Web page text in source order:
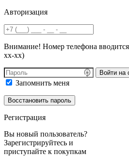
Авторизация
Внимание! Номер телефона
хх-хх)
Войти на
Запомнить меня
Регистрация
Вы новый пользователь?
Зарегистрируйтесь и
приступайте к покупкам